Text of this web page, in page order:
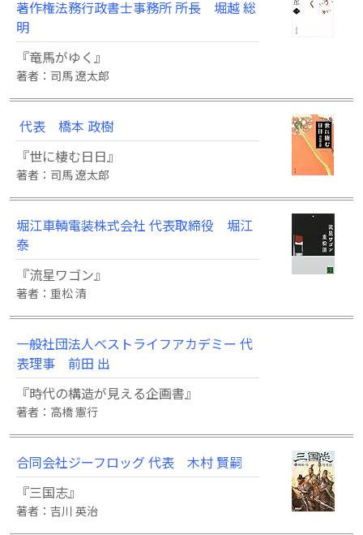
著作権法務行政書士事務所 所長 堀越 総
明
『竜馬がゆく』
著者：司馬 遼太郎
代表 橋本 政樹
『世に棲む日日』
著者：司馬 遼太郎
堀江車輌電装株式会社 代表取締役 堀江
泰
『流星ワゴン』
著者：重松 清
一般社団法人ベストライフアカデミー 代
表理事 前田 出
『時代の構造が見える企画書』
著者：高橋 憲行
合同会社ジーフロッグ 代表 木村 賢嗣
『三国志』
著者：吉川 英治